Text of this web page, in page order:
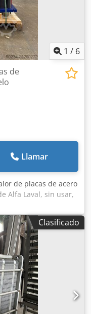
1 / 6
de
Llamar
de placas de acero
Alfa Laval, sin usar,
calor aproximada
una presión de
de 150 °C.Clasificado